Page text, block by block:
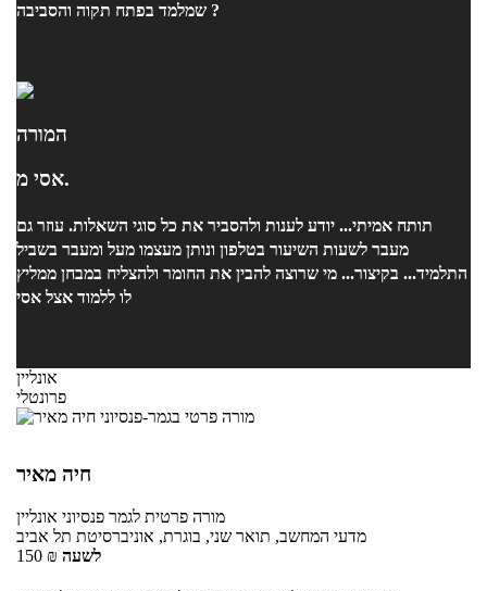
שמלמד בפתח תקוה והסביבה ?
המורה
אסי מ.
תותח אמיתי... יודע לענות ולהסביר את כל סוגי השאלות. עוזר גם
מעבר לשעות השיעור בטלפון ונותן מעצמו מעל ומעבר בשביל
התלמיד... בקיצור... מי שרוצה להבין את החומר ולהצליח במבחן ממליץ
לו ללמוד אצל אסי
אונליין
פרונטלי
חיה מאיר
מורה פרטית לגמר פנסיוני אונליין
מדעי המחשב, תואר שני, בוגרת, אוניברסיטת תל אביב
150 ₪ לשעה